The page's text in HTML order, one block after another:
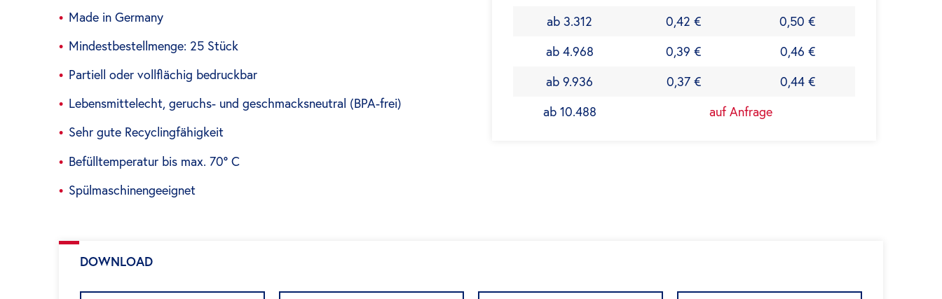
Made in Germany
Mindestbestellmenge: 25 Stück
Partiell oder vollflächig bedruckbar
Lebensmittelecht, geruchs- und geschmacksneutral (BPA-frei)
Sehr gute Recyclingfähigkeit
Befülltemperatur bis max. 70° C
Spülmaschinengeeignet
ab 3.312
0,42 €
0,50 €
ab 4.968
0,39 €
0,46 €
ab 9.936
0,37 €
0,44 €
ab 10.488
auf Anfrage
DOWNLOAD